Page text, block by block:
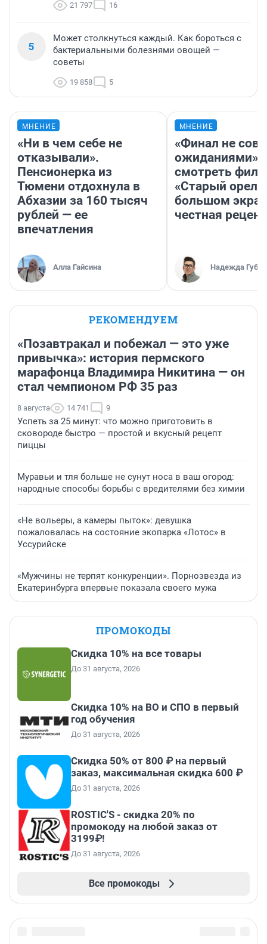
21 797 16
5
Может столкнуться каждый. Как бороться с
бактериальными болезнями овощей —
советы
19 858 5
МНЕНИЕ
«Ни в чем себе не
отказывали».
Пенсионерка из
Тюмени отдохнула в
Абхазии за 160 тысяч
рублей — ее
впечатления
Алла Гайсина
МНЕНИЕ
«Финал не
ожиданиями»:
смотреть
«Старый орел»
большом
честная
Надежда
РЕКОМЕНДУЕМ
«Позавтракал и побежал — это уже
привычка»: история пермского
марафонца Владимира Никитина — он
стал чемпионом РФ 35 раз
8 августа 14 741 9
Успеть за 25 минут: что можно приготовить в
сковороде быстро — простой и вкусный рецепт
пиццы
Муравьи и тля больше не сунут носа в ваш огород:
народные способы борьбы с вредителями без химии
«Не вольеры, а камеры пыток»: девушка
пожаловалась на состояние экопарка «Лотос» в
Уссурийске
«Мужчины не терпят конкуренции». Порнозвезда из
Екатеринбурга впервые показала своего мужа
ПРОМОКОДЫ
Скидка 10% на все товары
До 31 августа, 2026
Скидка 10% на ВО и СПО в первый
год обучения
До 31 августа, 2026
Скидка 50% от 800 ₽ на первый
заказ, максимальная скидка 600 ₽
До 31 августа, 2026
ROSTIC'S - скидка 20% по
промокоду на любой заказ от
3199₽!
До 31 августа, 2026
Все промокоды